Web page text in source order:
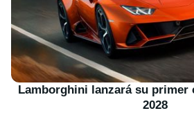
Lamborghini lanzará su primer
2028